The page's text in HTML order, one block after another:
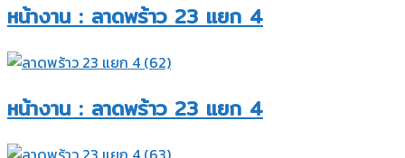
หน้างาน : ลาดพร้าว 23 แยก 4​
หน้างาน : ลาดพร้าว 23 แยก 4​